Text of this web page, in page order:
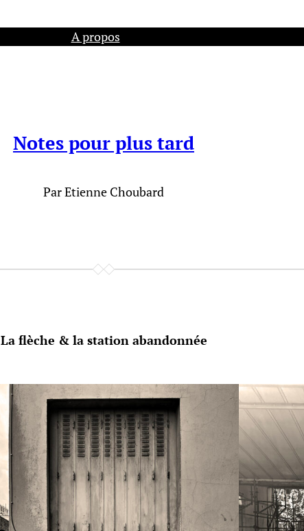
A propos
Notes pour plus tard
Par Etienne Choubard
La flèche & la station abandonnée